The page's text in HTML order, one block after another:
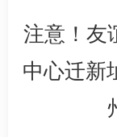
注意！友
中心迁新